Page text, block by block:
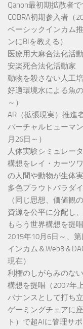
Qanon最初期拡散者
COBRA初期参入者（
ベーシックインカム
ンにBIを教える）
医療用大麻合法化活
安楽死合法化活動家
動物を殺さない人工
好適環境水による魚
～）
AR（拡張現実）推進
バーチャルヒューマ
月26日～）
人体実験シミュレー
構想をレイ・カーツ
の人間や動物が生体
多色プラウトパラダ
（同じ思想、価値観
資源を公平に分配し
もらう世界構想を提唱
2015年10月6日～、
インカム＆Web3＆
現在）
利権のしがらみのな
構想を提唱（2007年
バナンスとして打ち
ゲーミングチェアに
ト）で超AIに管理サ